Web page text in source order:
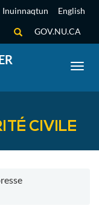
English
Inuinnaqtun
GOV.NU.CA
CIVILE